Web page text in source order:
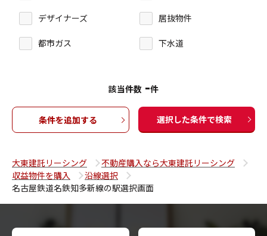
デザイナーズ 居抜物件
都市ガス 下水道
該当件数 -件
条件を追加する 選択した条件で検索
大東建託リーシング
不動産購入なら大東建託リーシング
収益物件を購入
沿線選択
名古屋鉄道名鉄知多新線の駅選択画面